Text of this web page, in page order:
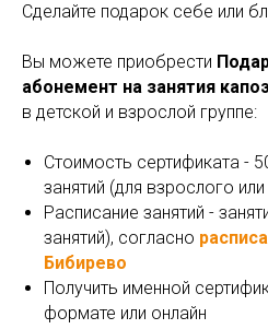
Сделайте подарок себе или
Вы можете приобрести
абонемент на занятия
в детской и взрослой группе:
Стоимость сертификата -
занятий (для взрослого
Расписание занятий -
занятий), согласно
Бибирево
Получить именной
формате или онлайн